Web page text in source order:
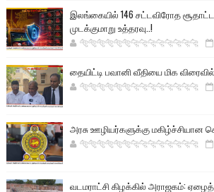
இலங்கையில் 146 சட்டவிரோத
முடக்குமாறு உத்தரவு..!
🐅🐅🐅🐅🐅🐅🐆🐆🐆🐆🐆🐆🐆🐆
தையிட்டி பவானி வீதியை மிக
🐅🐅🐅🐅🐅🐅🐆🐆🐆🐆🐆🐆🐆🐆
அரசு ஊழியர்களுக்கு மகிழ்ச்சியான
🐅🐅🐅🐅🐅🐅🐆🐆🐆🐆🐆🐆🐆🐆
வடமராட்சி கிழக்கில் அராஜகம்: